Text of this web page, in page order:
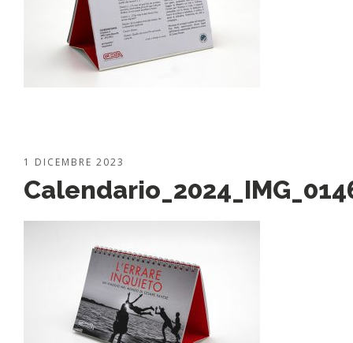
1 DICEMBRE 2023